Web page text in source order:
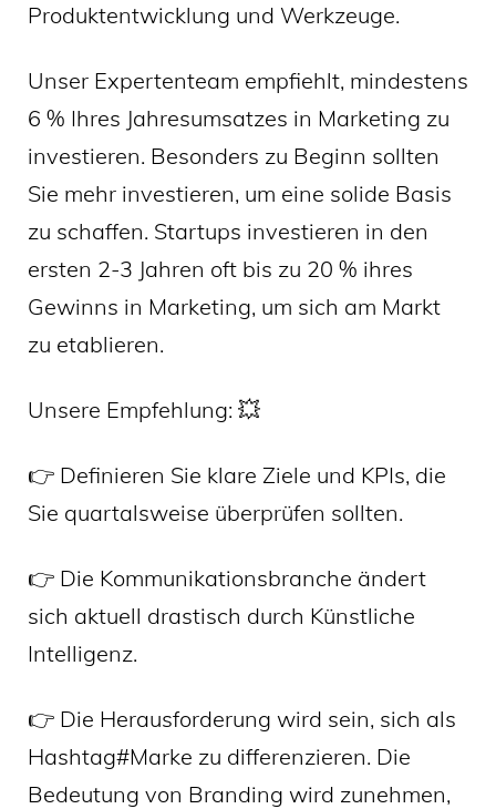
Produktentwicklung und Werkzeuge.
Unser Expertenteam empfiehlt, mindestens
6 % Ihres Jahresumsatzes in Marketing zu
investieren. Besonders zu Beginn sollten
Sie mehr investieren, um eine solide Basis
zu schaffen. Startups investieren in den
ersten 2-3 Jahren oft bis zu 20 % ihres
Gewinns in Marketing, um sich am Markt
zu etablieren.
Unsere Empfehlung: 💥
👉 Definieren Sie klare Ziele und KPIs, die
Sie quartalsweise überprüfen sollten.
👉 Die Kommunikationsbranche ändert
sich aktuell drastisch durch Künstliche
Intelligenz.
👉 Die Herausforderung wird sein, sich als
Hashtag#Marke zu differenzieren. Die
Bedeutung von Branding wird zunehmen,